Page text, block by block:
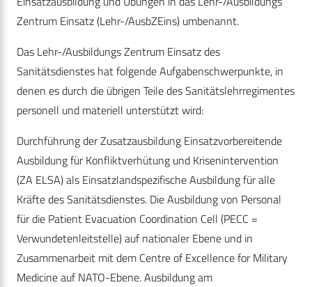
Zentrum Einsatz (Lehr-/AusbZEins) umbenannt.
Das Lehr-/Ausbildungs Zentrum Einsatz des
Sanitätsdienstes hat folgende Aufgabenschwerpunkte, in
denen es durch die übrigen Teile des Sanitätslehrregimentes
personell und materiell unterstützt wird:
Durchführung der Zusatzausbildung Einsatzvorbereitende
Ausbildung für Konfliktverhütung und Krisenintervention
(ZA ELSA) als Einsatzlandspezifische Ausbildung für alle
Kräfte des Sanitätsdienstes. Die Ausbildung von Personal
für die Patient Evacuation Coordination Cell (PECC =
Verwundetenleitstelle) auf nationaler Ebene und in
Zusammenarbeit mit dem Centre of Excellence for Military
Medicine auf NATO-Ebene. Ausbildung am